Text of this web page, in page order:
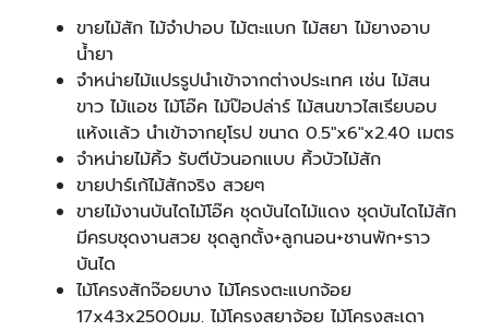
ขายไม้สัก ไม้จำปาอบ ไม้ตะแบก ไม้สยา ไม้ยางอาบ
น้ำยา
จำหน่ายไม้แปรรูปนำเข้าจากต่างประเทศ เช่น ไม้สน
ขาว ไม้แอช ไม้โอ๊ค ไม้ป๊อปล่าร์ ไม้สนขาวไสเรียบอบ
แห้งเเล้ว นำเข้าจากยุโรป ขนาด 0.5"x6"x2.40 เมตร
จำหน่ายไม้คิ้ว รับตีบัวนอกแบบ คิ้วบัวไม้สัก
ขายปาร์เก้ไม้สักจริง สวยๆ
ขายไม้งานบันไดไม้โอ๊ค ชุดบันไดไม้แดง ชุดบันไดไม้สัก
มีครบชุดงานสวย ชุดลูกตั้ง+ลูกนอน+ชานพัก+ราว
บันได
ไม้โครงสักจ๊อยบาง ไม้โครงตะแบกจ้อย
17x43x2500มม. ไม้โครงสยาจ้อย ไม้โครงสะเดา